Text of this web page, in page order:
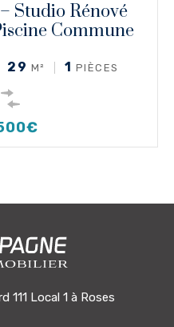
Studio Rénové
Commune
29 M² 1 PIÈCES
111 Local 1 à Roses